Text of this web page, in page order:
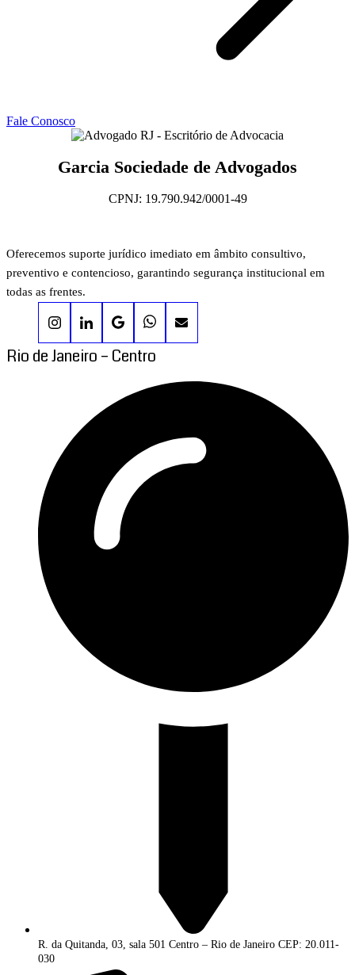
Fale Conosco
Garcia Sociedade de Advogados
CPNJ: 19.790.942/0001-49
Oferecemos suporte jurídico imediato em âmbito consultivo,
preventivo e contencioso, garantindo segurança institucional em
todas as frentes.
Rio de Janeiro – Centro
R. da Quitanda, 03, sala 501 Centro – Rio de Janeiro CEP: 20.011-
030